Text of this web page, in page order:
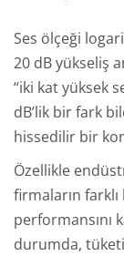
Ses ölçeği
20 dB yükseliş
“iki kat yüksek
dB’lik bir fark
hissedilir bir
Özellikle
firmaların
performansını
durumda,